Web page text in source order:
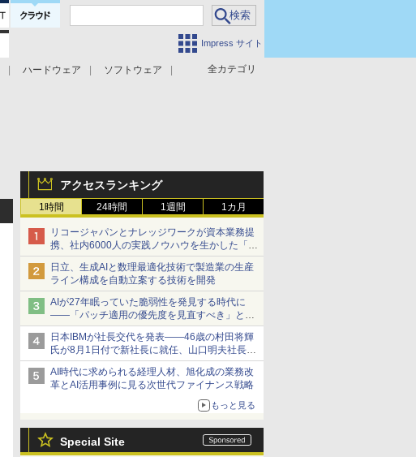
Impress サイト
全カテゴリ
ハードウェア
ソフトウェア
アクセスランキング
1時間 24時間 1週間 1カ月
リコージャパンとナレッジワークが資本業務提
携、社内6000人の実践ノウハウを生かした「AI
商談記録 for RICOH」を展開へ
日立、生成AIと数理最適化技術で製造業の生産
ライン構成を自動立案する技術を開発
AIが27年眠っていた脆弱性を発見する時代に
――「パッチ適用の優先度を見直すべき」とセ
キュリティ専門家
日本IBMが社長交代を発表――46歳の村田将輝
氏が8月1日付で新社長に就任、山口明夫社長は
会長へ
AI時代に求められる経理人材、旭化成の業務改
革とAI活用事例に見る次世代ファイナンス戦略
もっと見る
Special Site